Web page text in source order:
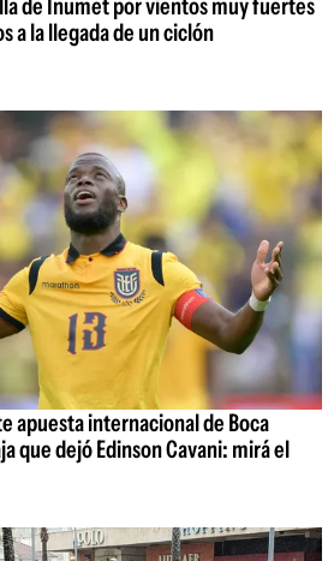
de Inumet por vientos muy fuertes
a la llegada de un ciclón
apuesta internacional de Boca
que dejó Edinson Cavani: mirá el